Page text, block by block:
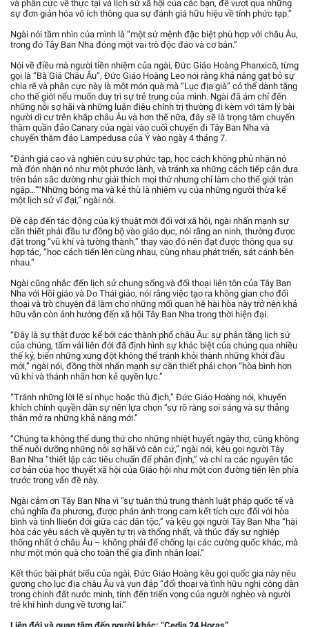
và phân cực về thực tại và lịch sử xã hội của các bạn, để vượt qua những
sự đơn giản hóa vô ích thông qua sự đánh giá hữu hiệu về tính phức tạp.”
Ngài nói tầm nhìn của mình là “một sứ mệnh đặc biệt phù hợp với châu Âu,
trong đó Tây Ban Nha đóng một vai trò độc đáo và cơ bản.”
Nói về điều mà người tiền nhiệm của ngài, Đức Giáo Hoàng Phanxicô, từng
gọi là “Bà Giá Châu Âu”, Đức Giáo Hoàng Leo nói rằng khả năng gạt bỏ sự
chia rẽ và phân cực này là một món quà mà “Lục địa già” có thể dành tặng
cho thế giới nếu muốn duy trì sự trẻ trung của mình. Ngài đã ám chỉ đến
những nỗi sợ hãi và những luận điệu chính trị thường đi kèm với tâm lý bài
người di cư trên khắp châu Âu và hơn thế nữa, đây sẽ là trọng tâm chuyến
thăm quần đảo Canary của ngài vào cuối chuyến đi Tây Ban Nha và
chuyến thăm đảo Lampedusa của Ý vào ngày 4 tháng 7.
“Đánh giá cao và nghiên cứu sự phức tạp, học cách không phủ nhận nó
mà đón nhận nó như một phước lành, và tránh xa những cách tiếp cận dựa
trên bản sắc dường như giải thích mọi thứ nhưng chỉ làm cho thế giới tràn
ngập…”“Những bóng ma và kẻ thù là nhiệm vụ của những người thừa kế
một lịch sử vĩ đại,” ngài nói.
Đề cập đến tác động của kỹ thuật mới đối với xã hội, ngài nhấn mạnh sự
cần thiết phải đầu tư đồng bộ vào giáo dục, nói rằng an ninh, thường được
đặt trong “vũ khí và tường thành,” thay vào đó nên đạt được thông qua sự
hợp tác, “học cách tiến lên cùng nhau, cùng nhau phát triển, sát cánh bên
nhau.”
Ngài cũng nhắc đến lịch sử chung sống và đối thoại liên tôn của Tây Ban
Nha với Hồi giáo và Do Thái giáo, nói rằng việc tạo ra không gian cho đối
thoại và trò chuyện đã làm cho những mối quan hệ hài hòa này trở nên khả
hữu vẫn còn ảnh hưởng đến xã hội Tây Ban Nha trong thời hiện đại.
“Đây là sự thật được kể bởi các thành phố châu Âu: sự phân tầng lịch sử
của chúng, tấm vải liên đới đã định hình sự khác biệt của chúng qua nhiều
thế kỷ, biến những xung đột không thể tránh khỏi thành những khởi đầu
mới,” ngài nói, đồng thời nhấn mạnh sự cần thiết phải chọn “hòa bình hơn
vũ khí và thánh nhân hơn kẻ quyền lực.”
“Tránh những lời lẽ sỉ nhục hoặc thù địch,” Đức Giáo Hoàng nói, khuyến
khích chính quyền dân sự nên lựa chọn “sự rõ ràng soi sáng và sự thẳng
thắn mở ra những khả năng mới.”
“Chúng ta không thể dung thứ cho những nhiệt huyết ngây thơ, cũng không
thể nuôi dưỡng những nỗi sợ hãi vô căn cứ,” ngài nói, kêu gọi người Tây
Ban Nha “thiết lập các tiêu chuẩn để phân định,” và chỉ ra các nguyên tắc
cơ bản của học thuyết xã hội của Giáo hội như một con đường tiến lên phía
trước trong vấn đề này.
Ngài cảm ơn Tây Ban Nha vì “sự tuân thủ trung thành luật pháp quốc tế và
chủ nghĩa đa phương, được phản ánh trong cam kết tích cực đối với hòa
bình và tình llie6n đới giữa các dân tộc,” và kêu gọi người Tây Ban Nha “hài
hòa các yêu sách về quyền tự trị và thống nhất, và thúc đẩy sự nghiệp
thống nhất ở châu Âu – không phải để chống lại các cường quốc khác, mà
như một món quà cho toàn thể gia đình nhân loại.”
Kết thúc bài phát biểu của ngài, Đức Giáo Hoàng kêu gọi quốc gia này nêu
gương cho lục địa châu Âu và vun đắp “đối thoại và tình hữu nghị công dân
trong chính đất nước mình, tính đến triển vọng của người nghèo và người
trẻ khi hình dung về tương lai.”